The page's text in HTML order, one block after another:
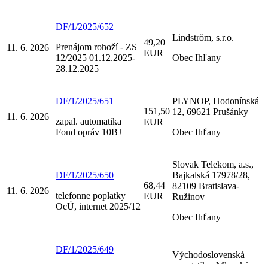
11. 6. 2026
DF/1/2025/652
Prenájom rohoží - ZS
12/2025 01.12.2025-
28.12.2025
49,20
EUR
Lindström, s.r.o.
Obec Ihľany
11. 6. 2026
DF/1/2025/651
zapal. automatika
Fond opráv 10BJ
151,50
EUR
PLYNOP, Hodonínská
12, 69621 Prušánky
Obec Ihľany
11. 6. 2026
DF/1/2025/650
telefonne poplatky
OcÚ, internet 2025/12
68,44
EUR
Slovak Telekom, a.s.,
Bajkalská 17978/28,
82109 Bratislava-
Ružinov
Obec Ihľany
DF/1/2025/649
Východoslovenská